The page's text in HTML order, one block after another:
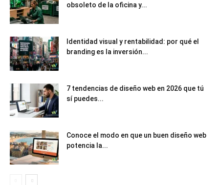
obsoleto de la oficina y...
Identidad visual y rentabilidad: por qué el
branding es la inversión...
7 tendencias de diseño web en 2026 que tú
sí puedes...
Conoce el modo en que un buen diseño web
potencia la...